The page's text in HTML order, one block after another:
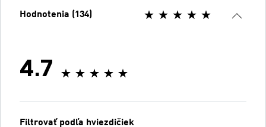
Hodnotenia (134)
4.7
Filtrovať podľa hviezdičiek